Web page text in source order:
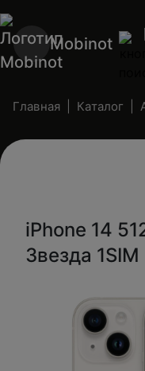
Mobinot
Главная Каталог
iPhone 14
Звезда 1SIM